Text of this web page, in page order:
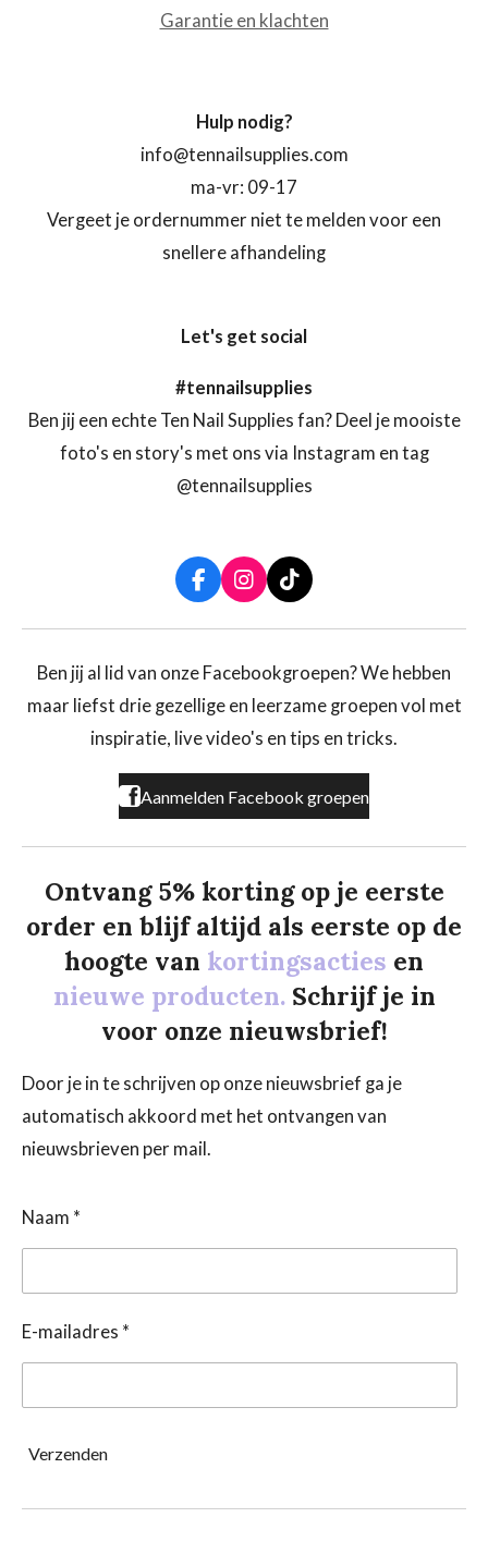
Garantie en klachten
Hulp nodig?
info@tennailsupplies.com
ma-vr: 09-17
Vergeet je ordernummer niet te melden voor een
snellere afhandeling
Let's get social
#tennailsupplies
Ben jij een echte Ten Nail Supplies fan? Deel je mooiste
foto's en story's met ons via Instagram en tag
@tennailsupplies
F
a
c
b
o
k
I
n
s
a
r
a
T
i
k
o
Ben jij al lid van onze Facebookgroepen? We hebben
maar liefst drie gezellige en leerzame groepen vol met
inspiratie, live video's en tips en tricks.
Aanmelden Facebook groepen
Ontvang 5% korting op je eerste
order en blijf altijd als eerste op de
hoogte van kortingsacties en
nieuwe producten. Schrijf je in
voor onze nieuwsbrief!
Door je in te schrijven op onze nieuwsbrief ga je
automatisch akkoord met het ontvangen van
nieuwsbrieven per mail.
Naam *
E-mailadres *
Verzenden